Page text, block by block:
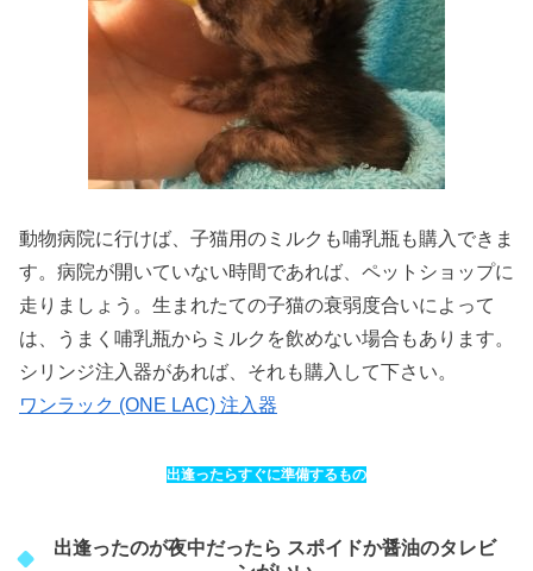
動物病院に行けば、子猫用のミルクも哺乳瓶も購入できま
す。病院が開いていない時間であれば、ペットショップに
走りましょう。生まれたての子猫の衰弱度合いによって
は、うまく哺乳瓶からミルクを飲めない場合もあります。
シリンジ注入器があれば、それも購入して下さい。
ワンラック (ONE LAC) 注入器
出逢ったらすぐに準備するもの
出逢ったのが夜中だったら スポイドか醤油のタレビ